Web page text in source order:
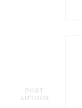
POST
AUTHOR